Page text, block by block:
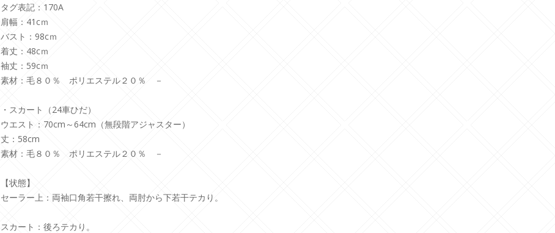
タグ表記：170A
肩幅：41cｍ
バスト：98cｍ
着丈：48cｍ
袖丈：59cｍ
素材：毛８０％ ポリエステル２０％ －
・スカート（24車ひだ）
ウエスト：70cm～64cm（無段階アジャスター）
丈：58cm
素材：毛８０％ ポリエステル２０％ －
【状態】
セーラー上：両袖口角若干擦れ、両肘から下若干テカり。
スカート：後ろテカり。